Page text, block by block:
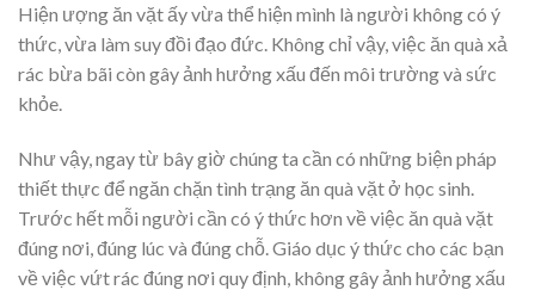
Hiện ượng ăn vặt ấy vừa thể hiện mình là người không có ý
thức, vừa làm suy đồi đạo đức. Không chỉ vậy, việc ăn quà xả
rác bừa bãi còn gây ảnh hưởng xấu đến môi trường và sức
khỏe.
Như vậy, ngay từ bây giờ chúng ta cần có những biện pháp
thiết thực để ngăn chặn tình trạng ăn quà vặt ở học sinh.
Trước hết mỗi người cần có ý thức hơn về việc ăn quà vặt
đúng nơi, đúng lúc và đúng chỗ. Giáo dục ý thức cho các bạn
về việc vứt rác đúng nơi quy định, không gây ảnh hưởng xấu